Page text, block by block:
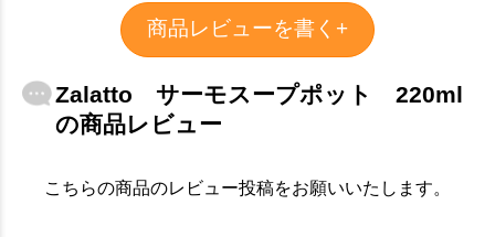
商品レビューを書く+
Zalatto サーモスープポット 220ml
の商品レビュー
こちらの商品のレビュー投稿をお願いいたします。